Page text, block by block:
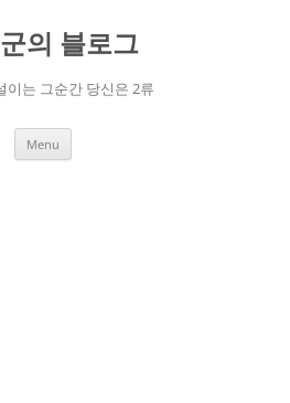
의 블로그
이는 그순간 당신은 2류
Menu